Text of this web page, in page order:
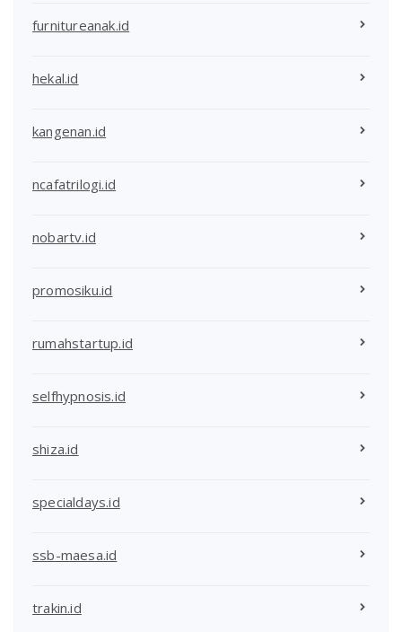
furnitureanak.id
hekal.id
kangenan.id
ncafatrilogi.id
nobartv.id
promosiku.id
rumahstartup.id
selfhypnosis.id
shiza.id
specialdays.id
ssb-maesa.id
trakin.id